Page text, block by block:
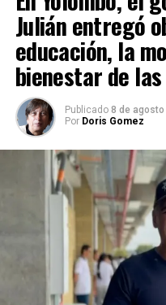
Julián entregó
educación, la
bienestar de
Publicado 8 de
Por Doris Gomez